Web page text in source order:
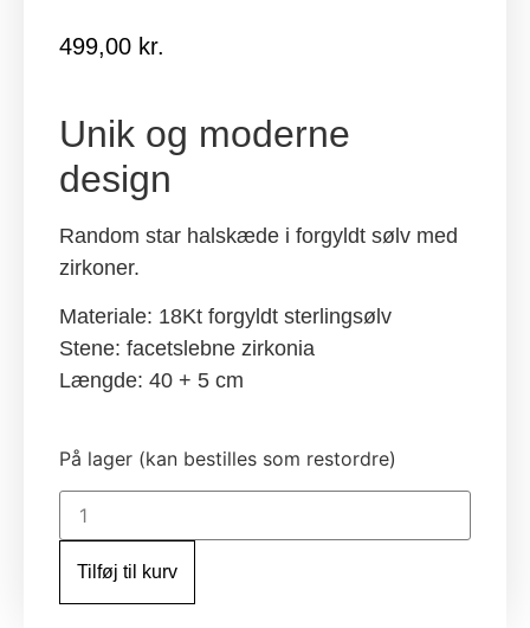
499,00 kr.
Unik og moderne
design
Random star halskæde i forgyldt sølv med
zirkoner.
Materiale: 18Kt forgyldt sterlingsølv
Stene: facetslebne zirkonia
Længde: 40 + 5 cm
På lager (kan bestilles som restordre)
Random
Star
halskæde
forgyldt
antal
Tilføj til kurv